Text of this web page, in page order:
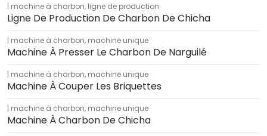
machine à charbon, ligne de production
Ligne De Production De Charbon De Chicha
machine à charbon, machine unique
Machine À Presser Le Charbon De Narguilé
machine à charbon, machine unique
Machine À Couper Les Briquettes
machine à charbon, machine unique
Machine À Charbon De Chicha